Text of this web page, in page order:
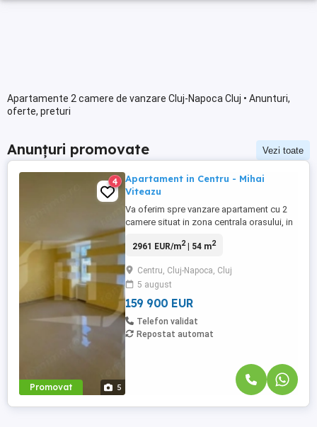
Apartamente 2 camere de vanzare Cluj-Napoca Cluj • Anunturi,
oferte, preturi
Anunțuri promovate Vezi toate
Promovat 5
4
Apartament in Centru - Mihai
Viteazu
Va oferim spre vanzare apartament cu 2
camere situat in zona centrala orasului, in
camere decomandate - bucatarie - baie -
priveliste catre Somes. Facilitati zona:
Piata Mihai Viteazu, magazine, statie de
bus, parcuri, restaurante ...
2961 EUR/m2| 54 m2
Centru, Cluj-Napoca, Cluj
5 august
159 900 EUR
Telefon validat
Repostat automat